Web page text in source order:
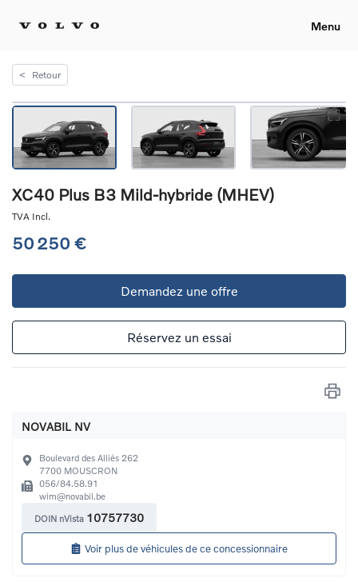
Menu
< Retour
XC40 Plus B3 Mild-hybride (MHEV)
TVA Incl.
50 250 €
Demandez une offre
Réservez un essai
NOVABIL NV
Boulevard des Alliés 262
7700 MOUSCRON
056/84.58.91
wim@novabil.be
DOIN nVista 10757730
Voir plus de véhicules de ce concessionnaire